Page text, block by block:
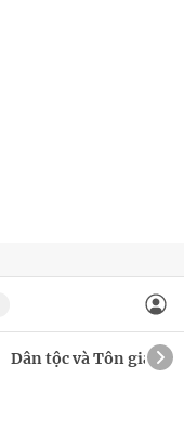
Dân tộc và Tôn giáo